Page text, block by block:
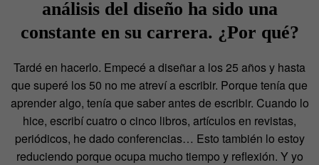
análisis del diseño ha sido una
constante en su carrera. ¿Por qué?
Tardé en hacerlo. Empecé a diseñar a los 25 años y hasta
que superé los 50 no me atreví a escribir. Porque tenía que
aprender algo, tenía que saber antes de escribir. Cuando lo
hice, escribí cuatro o cinco libros, artículos en revistas,
periódicos, he dado conferencias… Esto también lo estoy
reduciendo porque ocupa mucho tiempo y reflexión. Y yo